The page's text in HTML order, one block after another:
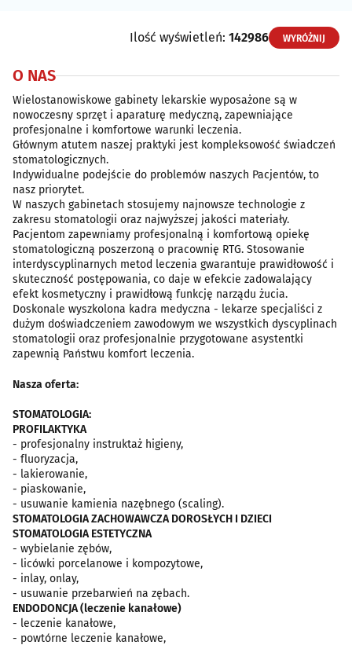
Ilość wyświetleń: 142986 WYRÓŻNIJ
O NAS
Wielostanowiskowe gabinety lekarskie wyposażone są w
nowoczesny sprzęt i aparaturę medyczną, zapewniające
profesjonalne i komfortowe warunki leczenia.
Głównym atutem naszej praktyki jest kompleksowość świadczeń
stomatologicznych.
Indywidualne podejście do problemów naszych Pacjentów, to
nasz priorytet.
W naszych gabinetach stosujemy najnowsze technologie z
zakresu stomatologii oraz najwyższej jakości materiały.
Pacjentom zapewniamy profesjonalną i komfortową opiekę
stomatologiczną poszerzoną o pracownię RTG. Stosowanie
interdyscyplinarnych metod leczenia gwarantuje prawidłowość i
skuteczność postępowania, co daje w efekcie zadowalający
efekt kosmetyczny i prawidłową funkcję narządu żucia.
Doskonale wyszkolona kadra medyczna - lekarze specjaliści z
dużym doświadczeniem zawodowym we wszystkich dyscyplinach
stomatologii oraz profesjonalnie przygotowane asystentki
zapewnią Państwu komfort leczenia.
Nasza oferta:
STOMATOLOGIA:
PROFILAKTYKA
- profesjonalny instruktaż higieny,
- fluoryzacja,
- lakierowanie,
- piaskowanie,
- usuwanie kamienia nazębnego (scaling).
STOMATOLOGIA ZACHOWAWCZA DOROSŁYCH I DZIECI
STOMATOLOGIA ESTETYCZNA
- wybielanie zębów,
- licówki porcelanowe i kompozytowe,
- inlay, onlay,
- usuwanie przebarwień na zębach.
ENDODONCJA (leczenie kanałowe)
- leczenie kanałowe,
- powtórne leczenie kanałowe,